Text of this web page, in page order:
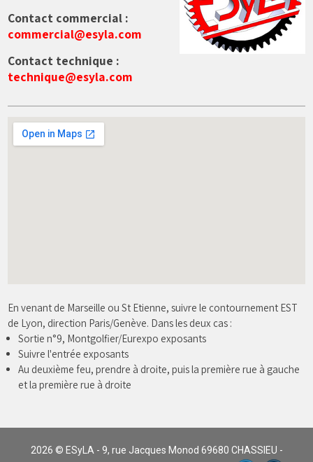
Contact commercial :
commercial@esyla.com
Contact technique :
technique@esyla.com
En venant de Marseille ou St Etienne, suivre le contournement EST
de Lyon, direction Paris/Genève. Dans les deux cas :
Sortie n°9, Montgolfier/Eurexpo exposants
Suivre l'entrée exposants
Au deuxième feu, prendre à droite, puis la première rue à gauche
et la première rue à droite
2026 © ESyLA - 9, rue Jacques Monod 69680 CHASSIEU -